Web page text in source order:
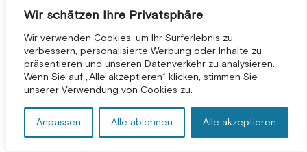
Wir schätzen Ihre Privatsphäre
Wir verwenden Cookies, um Ihr Surferlebnis zu
verbessern, personalisierte Werbung oder Inhalte zu
präsentieren und unseren Datenverkehr zu analysieren.
Wenn Sie auf „Alle akzeptieren“ klicken, stimmen Sie
unserer Verwendung von Cookies zu.
Anpassen Alle ablehnen Alle akzeptieren
KOSTENLOSE BERATUNG *